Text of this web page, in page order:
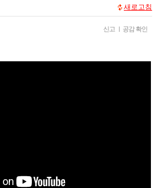
새로고침
신고 공감 확인